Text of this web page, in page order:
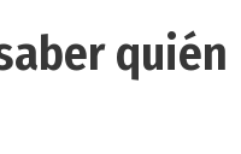
quién